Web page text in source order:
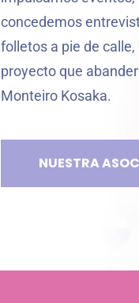
concedemos
folletos a pie de
proyecto que
Monteiro Kosaka.
NUESTRA